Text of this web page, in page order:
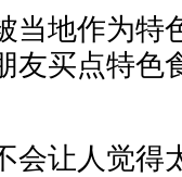
当地作为特
友买点特色
会让人觉得